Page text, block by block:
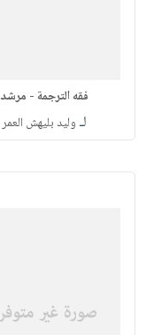
فقه الترجمة - مرشد
لـ وليد بليهش العمر